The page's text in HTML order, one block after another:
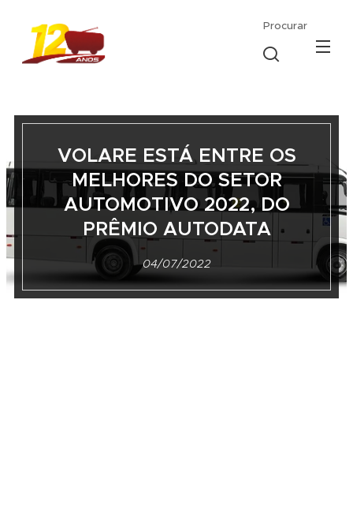
Procurar
VOLARE ESTÁ ENTRE OS
MELHORES DO SETOR
AUTOMOTIVO 2022, DO
PRÊMIO AUTODATA
04/07/2022